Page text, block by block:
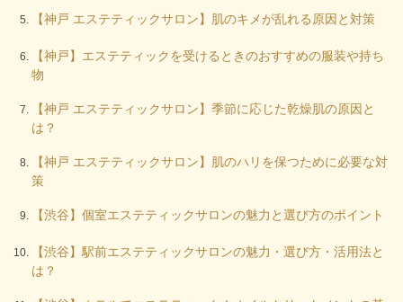
【神戸 エステティックサロン】肌のキメが乱れる原因と対策
【神戸】エステティックを受けるときのおすすめの服装や持ち
物
【神戸 エステティックサロン】季節に応じた乾燥肌の原因と
は？
【神戸 エステティックサロン】肌のハリを保つために必要な対
策
【渋谷】個室エステティックサロンの魅力と選び方のポイント
【渋谷】駅前エステティックサロンの魅力・選び方・活用法と
は？